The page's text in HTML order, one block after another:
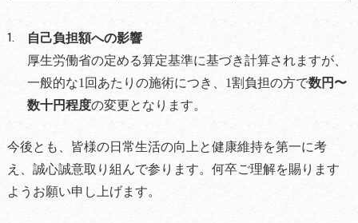
自己負担額への影響
厚生労働省の定める算定基準に基づき計算されますが、
一般的な1回あたりの施術につき、1割負担の方で数円〜
数十円程度の変更となります。
今後とも、皆様の日常生活の向上と健康維持を第一に考
え、誠心誠意取り組んで参ります。何卒ご理解を賜ります
ようお願い申し上げます。